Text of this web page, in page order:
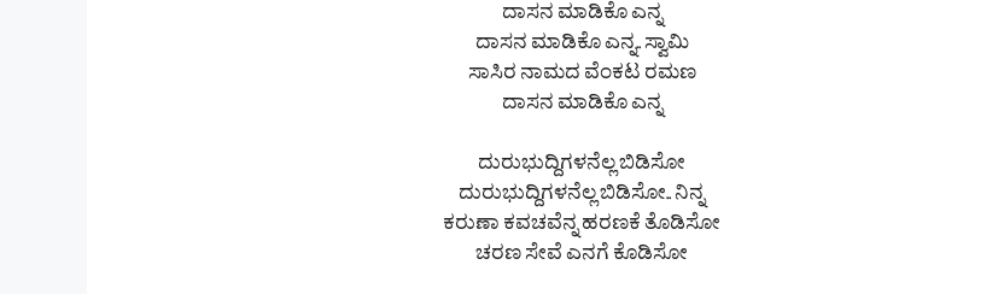
ದಾಸನ ಮಾಡಿಕೊ ಎನ್ನ
ದಾಸನ ಮಾಡಿಕೊ ಎನ್ನ.. ಸ್ವಾಮಿ
ಸಾಸಿರ ನಾಮದ ವೆಂಕಟ ರಮಣ
ದಾಸನ ಮಾಡಿಕೊ ಎನ್ನ
ದುರುಭುದ್ದಿಗಳನೆಲ್ಲ ಬಿಡಿಸೋ
ದುರುಭುದ್ದಿಗಳನೆಲ್ಲ ಬಿಡಿಸೋ.. ನಿನ್ನ
ಕರುಣಾ ಕವಚವೆನ್ನ ಹರಣಕೆ ತೊಡಿಸೋ
ಚರಣ ಸೇವೆ ಎನಗೆ ಕೊಡಿಸೋ